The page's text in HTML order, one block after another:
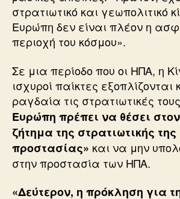
στρατιωτικό και γεωπολιτικό
Ευρώπη δεν είναι πλέον η
περιοχή του κόσμου».
Σε μια περίοδο που οι ΗΠΑ, η
ισχυροί παίκτες
ραγδαία τις στρατιωτικές
Ευρώπη πρέπει να θέσει
ζήτημα της στρατιωτικής της
προστασίας» και να μην
στην προστασία των ΗΠΑ.
«Δεύτερον, η πρόκληση για